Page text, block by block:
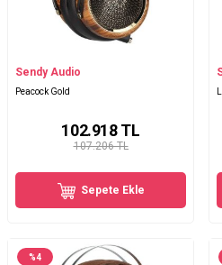
Sendy Audio
Peacock Gold
107.206 TL
102.918TL
Sepete Ekle
%4